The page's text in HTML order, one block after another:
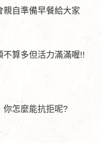
自準備早餐給大家
算多但活力滿滿喔!!
你怎麼能抗拒呢?